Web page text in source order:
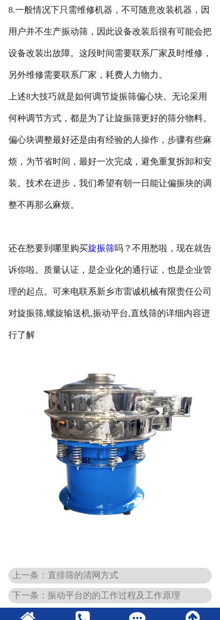
8.一般情况下只需维修机器，不可随意改装机器，因
用户并不生产振动筛，因此设备改装后很有可能会把
设备改装出故障。这段时间需要联系厂家及时维修，
另外维修需要联系厂家，耗费人力物力。
上述8大技巧就是如何调节旋振筛偏心块。无论采用
何种调节方式，都是为了让旋振筛更好的筛分物料。
偏心块调整最好还是由有经验的人操作，步骤有些麻
烦，为节省时间，最好一次完成，避免重复拆卸和安
装。技术在进步，我们希望有朝一日能让偏振块的调
整不再那么麻烦。
还在愁要到哪里购买旋振筛吗？不用愁啦，现在就告
诉你啦。质量认证，是企业化的通行证，也是企业管
理的起点。可来电联系新乡市雷诚机械有限责任公司
对旋振筛,螺旋输送机,振动平台,直线筛的详细内容进
行了解
上一条：直排筛的清网方式
下一条：振动平台的的工作过程及工作原理